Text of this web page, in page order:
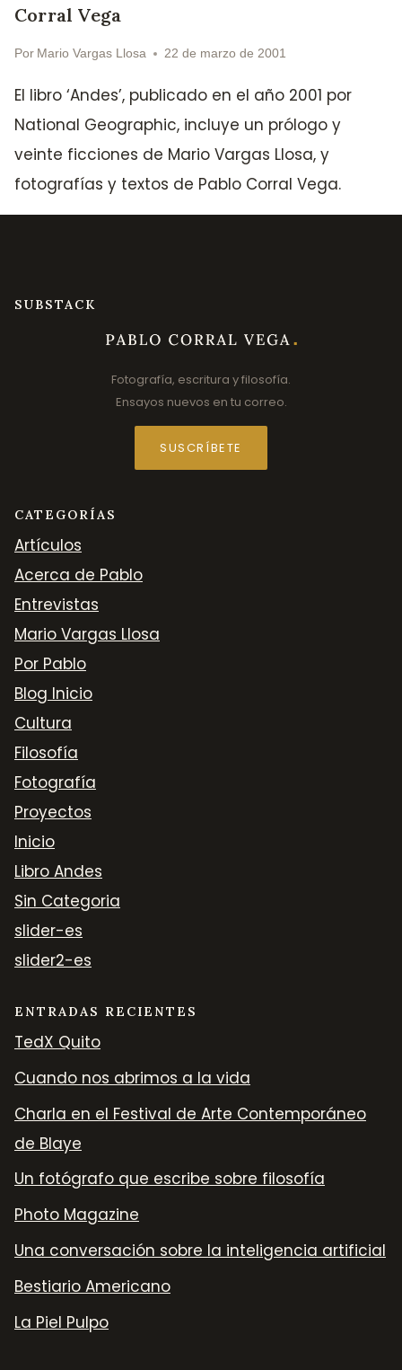
Corral Vega
Por Mario Vargas Llosa 22 de marzo de 2001
El libro ‘Andes’, publicado en el año 2001 por
National Geographic, incluye un prólogo y
veinte ficciones de Mario Vargas Llosa, y
fotografías y textos de Pablo Corral Vega.
SUBSTACK
Fotografía, escritura y filosofía.
Ensayos nuevos en tu correo.
SUSCRÍBETE
CATEGORÍAS
Artículos
Acerca de Pablo
Entrevistas
Mario Vargas Llosa
Por Pablo
Blog Inicio
Cultura
Filosofía
Fotografía
Proyectos
Inicio
Libro Andes
Sin Categoria
slider-es
slider2-es
ENTRADAS RECIENTES
TedX Quito
Cuando nos abrimos a la vida
Charla en el Festival de Arte Contemporáneo
de Blaye
Un fotógrafo que escribe sobre filosofía
Photo Magazine
Una conversación sobre la inteligencia artificial
Bestiario Americano
La Piel Pulpo